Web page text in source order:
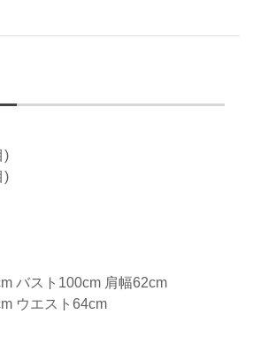
)
)
バスト100cm 肩幅62cm
ウエスト64cm